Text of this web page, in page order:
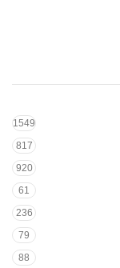
1549
817
920
61
236
79
88